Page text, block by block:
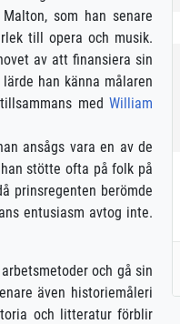
som han senare
till opera och musik.
av att finansiera sin
han känna målaren
med William
ansågs vara en av de
stötte ofta på folk på
prinsregenten berömde
entusiasm avtog inte.
och gå sin
även historiemåleri
och litteratur förblir